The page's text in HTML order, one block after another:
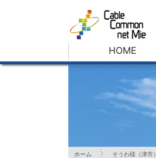
HOME
ホーム そうわ様（津市）